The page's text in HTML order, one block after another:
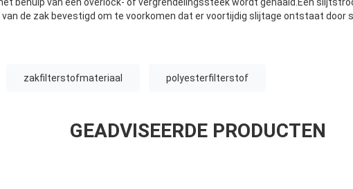
de zak bevestigd om te voorkomen dat er voortijdig slijtage ontstaat door
zakfilterstofmateriaal polyesterfilterstof
GEADVISEERDE PRODUCTEN